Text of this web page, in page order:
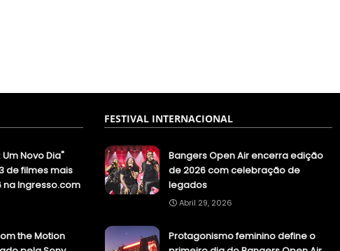
Novo Dia"
de filmes mais
na Ingresso.com
the Motion
FESTIVAL INTERNACIONAL
Bangers Open Air encerra edição
de 2026 com celebração de
legados
Abril 29, 2026
Protagonismo feminino define o